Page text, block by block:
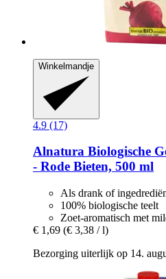
Winkelmandje
4.9 (17)
Alnatura Biologische
-​ Rode Bieten, 500 ml
Als drank of
100% biologische teelt
Zoet-aromatisch met
€ 1,69 (€ 3,38 / l)
Bezorging uiterlijk op 14.